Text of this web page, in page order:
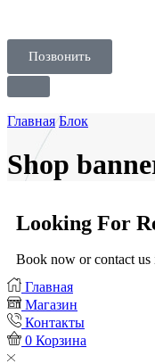
Позвонить
Главная Блок
Shop
Looking For
Book now or contact
Главная
Магазин
Контакты
0 Корзина